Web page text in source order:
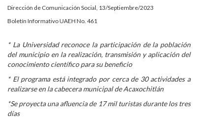
Acreditación Internacional
Aspirantes
Personal
Alumni
Visitantes
Dirección de Comunicación Social, 13/Septiembre/2023
Boletín Informativo UAEH No. 461
* La Universidad reconoce la participación de la población
del municipio en la realización, transmisión y aplicación del
conocimiento científico para su beneficio
* El programa está integrado por cerca de 30 actividades a
realizarse en la cabecera municipal de Acaxochitlán
*Se proyecta una afluencia de 17 mil turistas durante los tres
días